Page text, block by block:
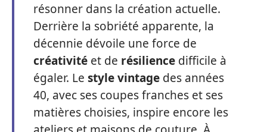
résonner dans la création actuelle.
Derrière la sobriété apparente, la
décennie dévoile une force de
créativité et de résilience difficile à
égaler. Le style vintage des années
40, avec ses coupes franches et ses
matières choisies, inspire encore les